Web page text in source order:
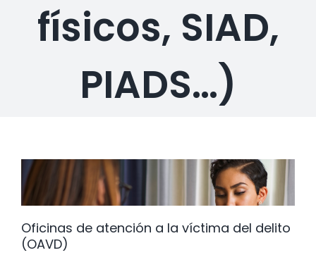
físicos, SIAD,
PIADS…)
Oficinas de atención a la víctima del delito
(OAVD)